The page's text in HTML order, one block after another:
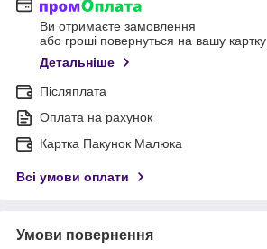
Ви отримаєте замовлення
або гроші повернуться на вашу картку
Детальніше
Післяплата
Оплата на рахунок
Картка Пакунок Малюка
Всі умови оплати
Умови повернення